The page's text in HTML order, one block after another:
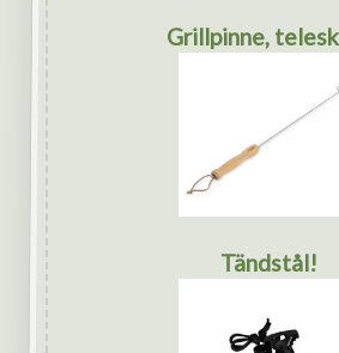
Grillpinne,
Tändstål!